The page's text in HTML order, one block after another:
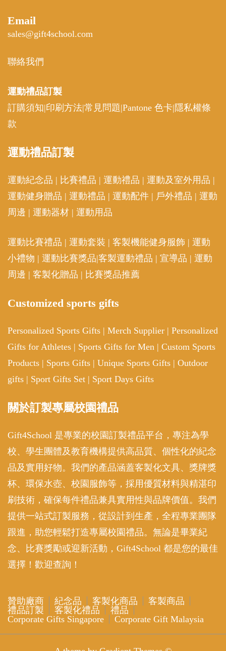
Email
sales@gift4school.com
聯絡我們
運動禮品訂製
訂購須知|印刷方法|常見問題|Pantone 色卡| 隱私權條
款
運動禮品訂製
運動紀念品 | 比賽禮品 | 運動禮品 | 運動及室外用品 |
運動健身贈品 | 運動禮品 | 運動配件 | 戶外禮品 | 運動
周邊 | 運動器材 | 運動用品
運動比賽禮品 | 運動套裝 | 客製機能健身服飾 | 運動
小禮物 | 運動比賽獎品|客製運動禮品 | 宣導品 | 運動
周邊 | 客製化贈品 | 比賽獎品推薦
Customized sports gifts
Personalized Sports Gifts | Merch Supplier | Personalized
Gifts for Athletes | Sports Gifts for Men | Custom Sports
Products | Sports Gifts | Unique Sports Gifts | Outdoor
gifts | Sport Gifts Set | Sport Days Gifts
關於訂製專屬校園禮品
Gift4School 是專業的校園訂製禮品平台，專注為學
校、學生團體及教育機構提供高品質、個性化的紀念
品及實用好物。我們的產品涵蓋客製化文具、獎牌獎
杯、環保水壺、校園服飾等，採用優質材料與精湛印
刷技術，確保每件禮品兼具實用性與品牌價值。我們
提供一站式訂製服務，從設計到生產，全程專業團隊
跟進，助您輕鬆打造專屬校園禮品。無論是畢業紀
念、比賽獎勵或迎新活動，Gift4School 都是您的最佳
選擇！歡迎查詢！
贊助廠商 紀念品 客製化商品
客製商品
禮品訂製
客製化禮品
禮品
Corporate Gifts Singapore
Corporate Gift Malaysia